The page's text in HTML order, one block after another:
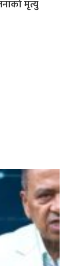
मृत्यु